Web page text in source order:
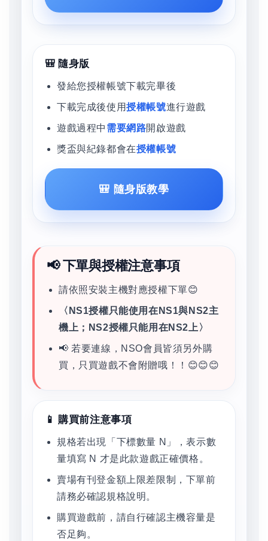
🎒 隨身版
發給您授權帳號下載完畢後
下載完成後使用授權帳號進行遊戲
遊戲過程中 需要網路開啟遊戲
獎盃與紀錄都會在授權帳號
🎒 隨身版教學
📢 下單與授權注意事項
請依照安裝主機對應授權下單😊
〈NS1授權只能使用在NS1與NS2主
機上；NS2授權只能用在NS2上〉
📢 若要連線，NSO會員皆須另外購
買，只買遊戲不會附贈哦！！😊😊😊
📱 購買前注意事項
規格若出現「下標數量 N」，表示數
量填寫 N 才是此款遊戲正確價格。
賣場有刊登金額上限差限制，下單前
請務必確認規格說明。
購買遊戲前，請自行確認主機容量是
否足夠。